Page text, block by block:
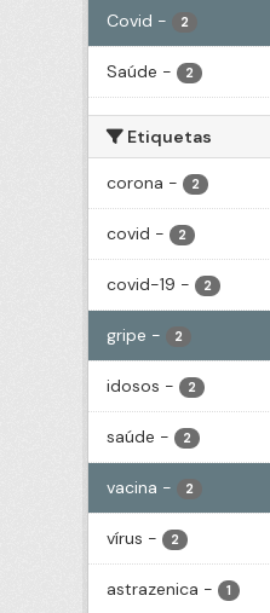
Covid - 2
Saúde - 2
Etiquetas
corona - 2
covid - 2
covid-19 - 2
gripe - 2
idosos - 2
saúde - 2
vacina - 2
vírus - 2
astrazenica - 1